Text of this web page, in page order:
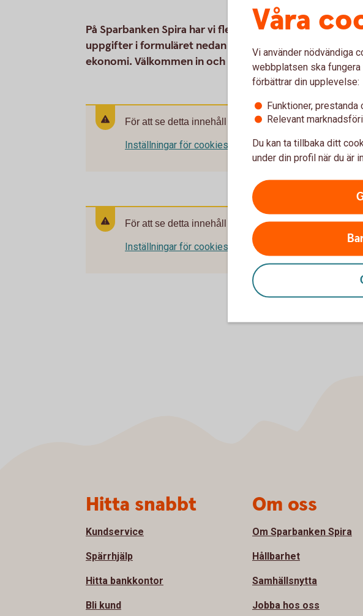
På Sparbanken Spira har vi flera rådgivare som kan
uppgifter i formuläret nedan så kontaktar vi dig och
ekonomi. Välkommen in och prata framtid med oss.
För att se detta innehåll behöver du först godkänna
Inställningar för cookies
För att se detta innehåll behöver du först godkänna
Inställningar för cookies
Våra
Vi använder nödvändiga
webbplatsen ska
förbättrar din upplevelse:
Funktioner,
Relevant
Du kan ta tillbaka ditt
under din profil när du är
Hitta snabbt
Kundservice
Spärrhjälp
Hitta bankkontor
Bli kund
Om oss
Om Sparbanken Spira
Hållbarhet
Samhällsnytta
Jobba hos oss